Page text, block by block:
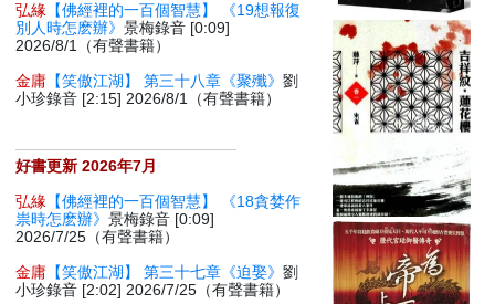
弘緣 【佛經裡的一百個智慧】 《19想報復
別人時怎麽辦》景梅錄音 [0:09]
2026/8/1（有聲書籍）
金庸 【笑傲江湖】 第三十八章《聚殲》劉
小珍錄音 [2:15] 2026/8/1（有聲書籍）
好書更新 2026年7月
弘緣 【佛經裡的一百個智慧】 《18貪婪作
祟時怎麽辦》景梅錄音 [0:09]
2026/7/25（有聲書籍）
金庸 【笑傲江湖】 第三十七章《迫娶》劉
小珍錄音 [2:02] 2026/7/25（有聲書籍）